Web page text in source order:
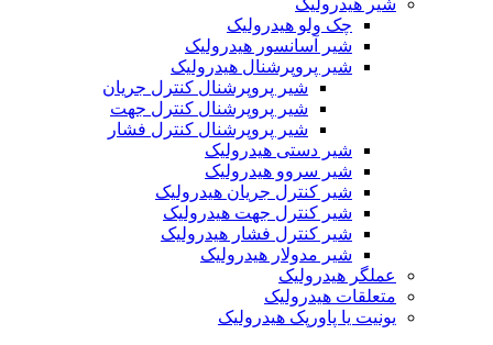
شیر هیدرولیک
چک ولو هیدرولیک
شیر آسانسور هیدرولیک
شیر پروپرشنال هیدرولیک
شیر پروپرشنال کنترل جریان
شیر پروپرشنال کنترل جهت
شیر پروپرشنال کنترل فشار
شیر دستی هیدرولیک
شیر سروو هیدرولیک
شیر کنترل جریان هیدرولیک
شیر کنترل جهت هیدرولیک
شیر کنترل فشار هیدرولیک
شیر مدولار هیدرولیک
عملگر هیدرولیک
متعلقات هیدرولیک
یونیت یا پاورپک هیدرولیک